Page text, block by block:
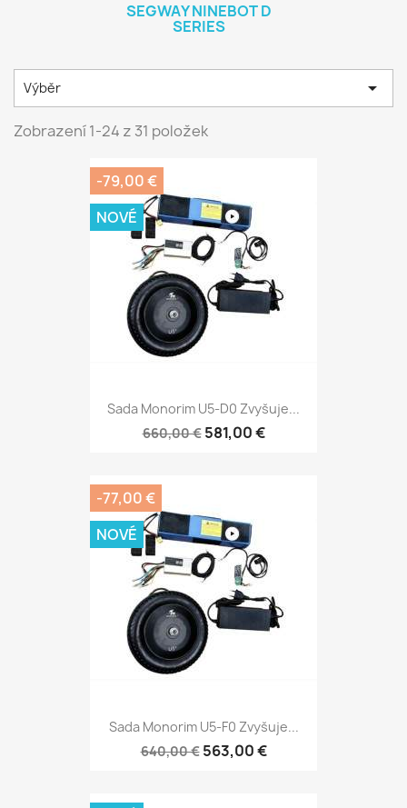
SEGWAY NINEBOT D
SERIES
Výběr 
Zobrazení 1-24 z 31 položek
Sada Monorim U5-D0 Zvyšuje...
660,00 € 581,00 €
-79,00 €
NOVÉ
Sada Monorim U5-F0 Zvyšuje...
640,00 € 563,00 €
-77,00 €
NOVÉ